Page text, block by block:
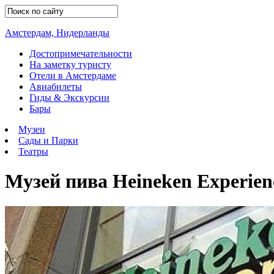
Амстердам, Нидерланды
Достопримечательности
На заметку туристу
Отели в Амстердаме
Авиабилеты
Гиды & Экскурсии
Бары
Музеи
Сады и Парки
Театры
Музей пива Heineken